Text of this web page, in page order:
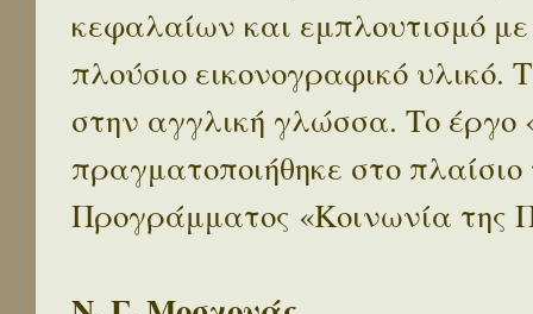
κεφαλαίων και εμπλουτισμό
πλούσιο εικονογραφικό
στην αγγλική γλώσσα. Το
πραγματοποιήθηκε στο
Προγράμματος «Κοινωνία της